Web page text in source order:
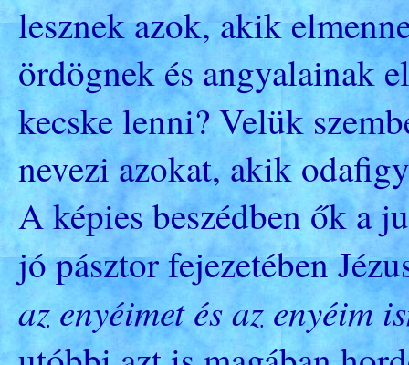
lesznek azok, akik
ördögnek és angyalainak
kecske lenni? Velük
nevezi azokat, akik
A képies beszédben ők a
jó pásztor fejezetében
az enyéimet és az enyéim